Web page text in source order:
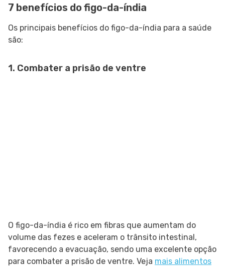
7 benefícios do figo-da-índia
Os principais benefícios do figo-da-índia para a saúde
são:
1. Combater a prisão de ventre
O figo-da-índia é rico em fibras que aumentam do
volume das fezes e aceleram o trânsito intestinal,
favorecendo a evacuação, sendo uma excelente opção
para combater a prisão de ventre. Veja mais alimentos